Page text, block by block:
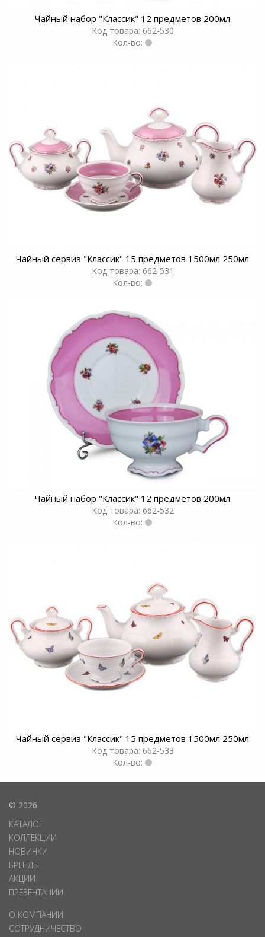
Чайный набор "Классик" 12 предметов 200мл
Код товара: 662-530
Кол-во:
Чайный сервиз "Классик" 15 предметов 1500мл 250мл
Код товара: 662-531
Кол-во:
Чайный набор "Классик" 12 предметов 200мл
Код товара: 662-532
Кол-во:
Чайный сервиз "Классик" 15 предметов 1500мл 250мл
Код товара: 662-533
Кол-во:
© 2026
КАТАЛОГ
КОЛЛЕКЦИИ
НОВИНКИ
БРЕНДЫ
АКЦИИ
ПРЕЗЕНТАЦИИ
О КОМПАНИИ
СОТРУДНИЧЕСТВО